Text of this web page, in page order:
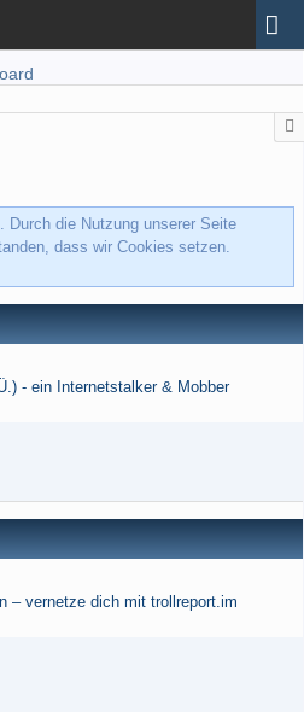
Durch die Nutzung unserer Seite
dass wir Cookies setzen.
- ein Internetstalker & Mobber
– vernetze dich mit trollreport.im